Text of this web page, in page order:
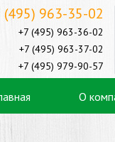
(495) 963-35-02
+7 (495) 963-36-02
+7 (495) 963-37-02
+7 (495) 979-90-57
О